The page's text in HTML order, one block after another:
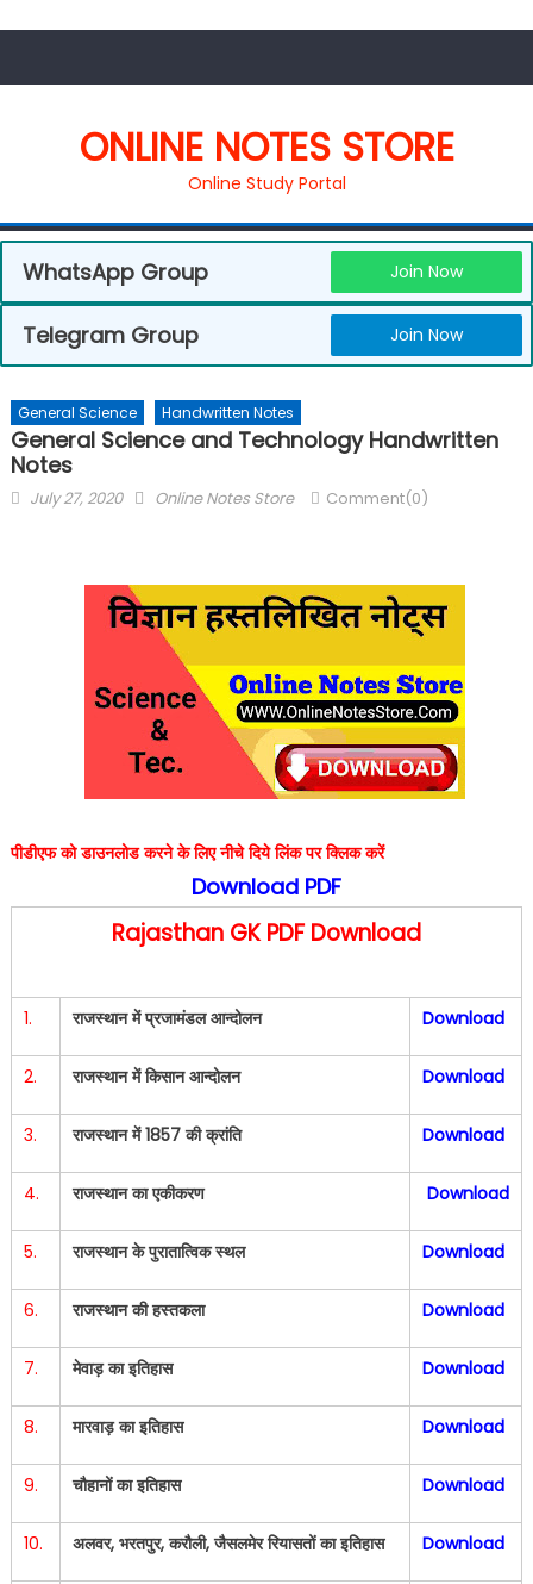
ONLINE NOTES STORE
Online Study Portal
WhatsApp Group Join Now
Telegram Group Join Now
General Science Handwritten Notes
General Science and Technology Handwritten
Notes
July 27, 2020 Online Notes Store Comment(0)
पीडीएफ को डाउनलोड करने के लिए नीचे दिये लिंक पर क्लिक करें
Download PDF
Rajasthan GK PDF Download
1. राजस्थान में प्रजामंडल आन्दोलन Download
2. राजस्थान में किसान आन्दोलन Download
3. राजस्थान में 1857 की क्रांति Download
4. राजस्थान का एकीकरण Download
5. राजस्थान के पुरातात्विक स्थल Download
6. राजस्थान की हस्तकला Download
7. मेवाड़ का इतिहास Download
8. मारवाड़ का इतिहास Download
9. चौहानों का इतिहास Download
10. अलवर, भरतपुर, करौली, जैसलमेर रियासतों का इतिहास Download